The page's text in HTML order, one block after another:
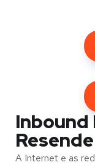
Resende
A Internet e as